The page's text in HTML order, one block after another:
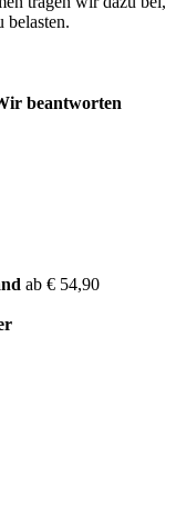
beantworten
ab € 54,90